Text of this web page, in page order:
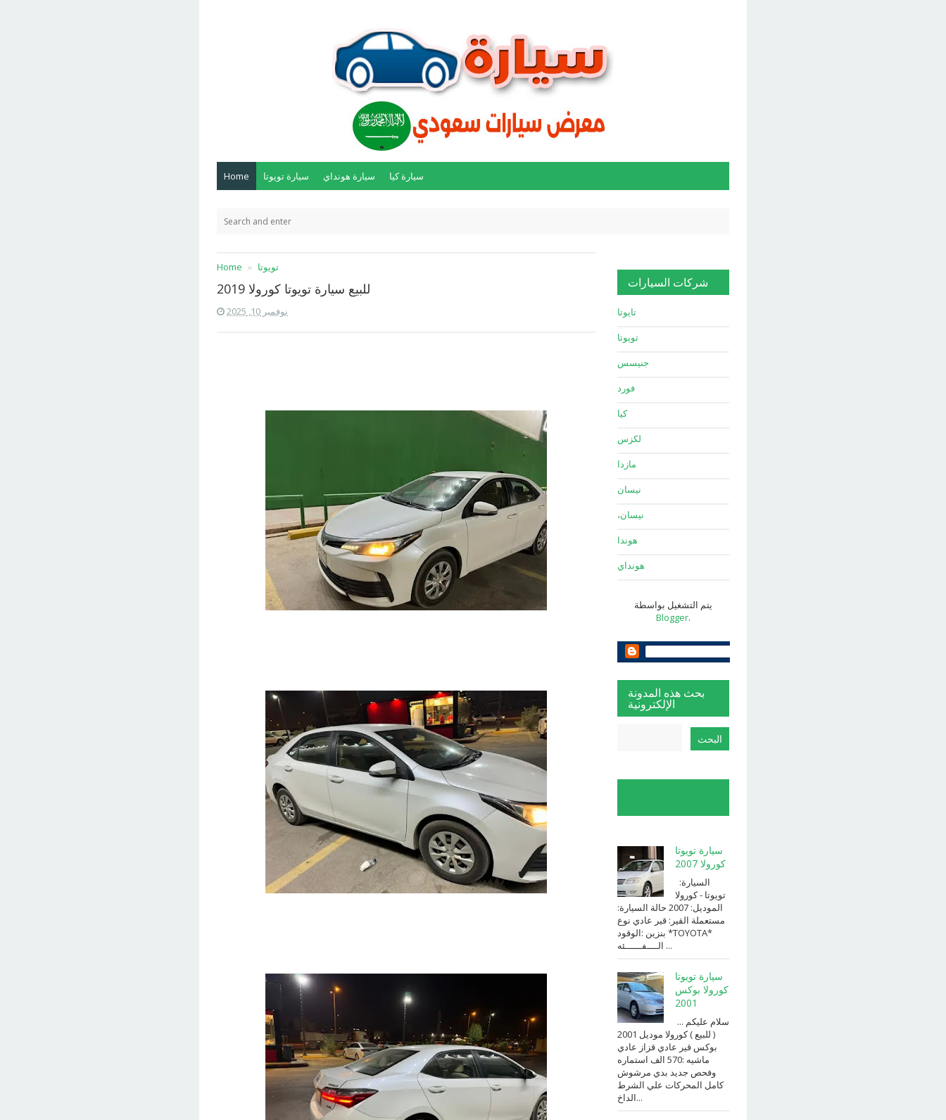
Home سيارة تويوتا سيارة هونداي سيارة كيا
Home تويوتا
للبيع سيارة تويوتا كورولا 2019
نوفمبر 10, 2025
شركات السيارات
تايوتا
تويوتا
جنيسس
فورد
كيا
لكزس
مازدا
نيسان
نيسان،
هوندا
هونداي
يتم التشغيل بواسطة
Blogger.
بحث هذه المدونة
الإلكترونية
سيارة تويوتا
كورولا 2007
⁨تويوتا⁩ - ⁨كورولا⁩
الموديل: ⁨2007⁩ حالة السيارة:
⁨مستعملة⁩ القير: ⁨قير عادي⁩ نوع
الوقود: ⁨بنزين⁩ *TOYOTA*
الــــفــــــئه ...
سيارة تويوتا
كورولا بوكس
2001
سلام عليكم ...
( للبيع ) كورولا موديل 2001
بوكس قير عادي قزاز عادي
ماشيه :570 الف استماره
وفحص جديد بدي مرشوش
كامل المحركات علي الشرط
الداخ...